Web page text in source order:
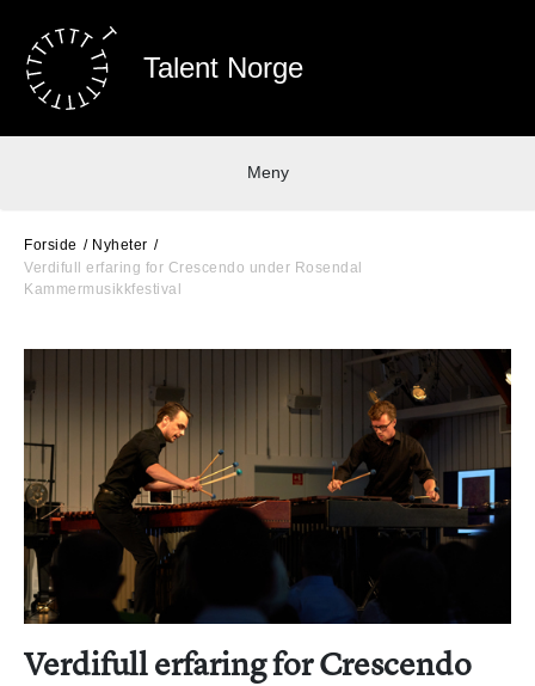
Talent Norge
Meny
Forside
Nyheter
Verdifull erfaring for Crescendo under Rosendal
Kammermusikkfestival
Verdifull erfaring for Crescendo